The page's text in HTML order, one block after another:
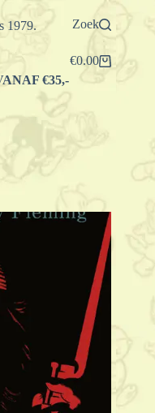
1979. Zoek
Winkelwagen
€0.00
€35,-